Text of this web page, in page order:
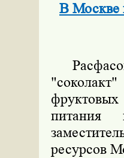
В Москве
питания
ресурсов